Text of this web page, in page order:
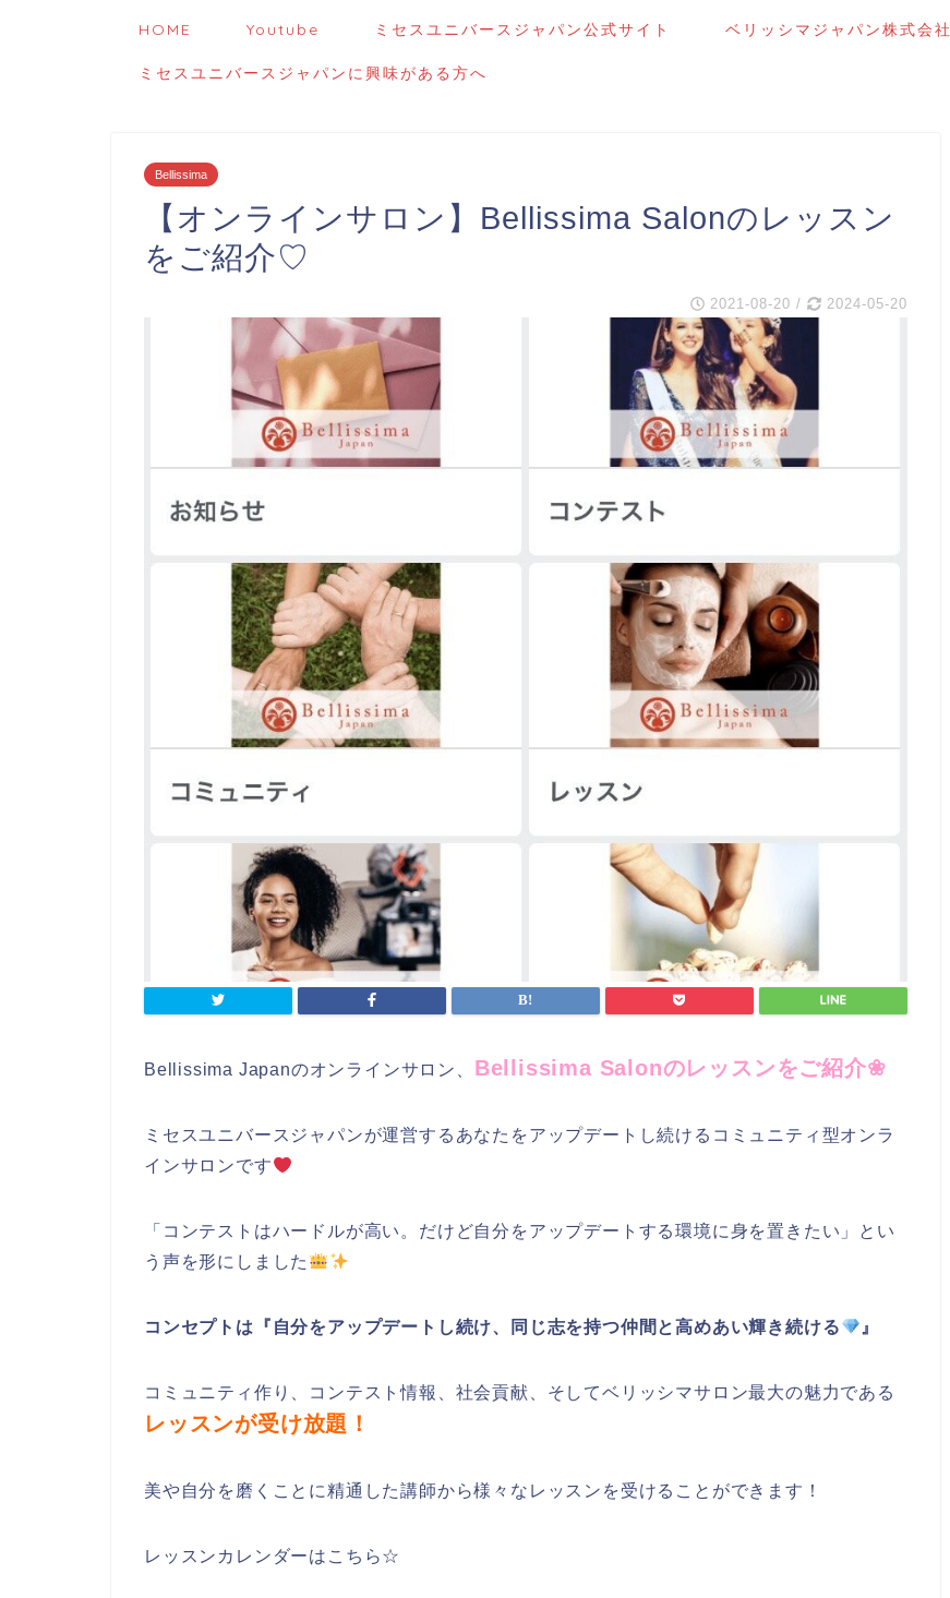
HOME Youtube ミセスユニバースジャパン公式サイト ベリッシマジャパン株式会社
ミセスユニバースジャパンに興味がある方へ
Bellissima
【オンラインサロン】Bellissima Salonのレッスン
をご紹介♡
2021-08-20 / 2024-05-20
Bellissima Japanのオンラインサロン、 Bellissima Salonのレッスンをご紹介❀
​ミセスユニバースジャパンが運営するあなたをアップデートし続ける コミュニティ型オンラ
インサロンです
「コンテストはハードルが高い。だけど自分をアップデートする環境に身を置きたい」とい
う声を形にしました
コンセプトは『自分をアップデートし続け、同じ志を持つ仲間と高めあい輝き続ける 』
コミュニティ作り、コンテスト情報、社会貢献、そしてベリッシマサロン最大の魅力である
レッスンが受け放題！
美や自分を磨くことに精通した講師から様々なレッスンを受けることができます！
レッスンカレンダーはこちら☆